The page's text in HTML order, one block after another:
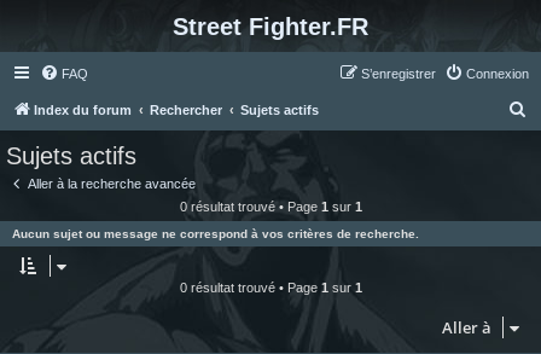
Street Fighter.FR
FAQ Connexion
S’enregistrer
Index du forum Rechercher Sujets actifs
e
Sujets actifs
Aller à la recherche avancée
0 résultat trouvé • Page 1 sur 1
Aucun sujet ou message ne correspond à vos critères de recherche.
0 résultat trouvé • Page 1 sur 1
Aller à